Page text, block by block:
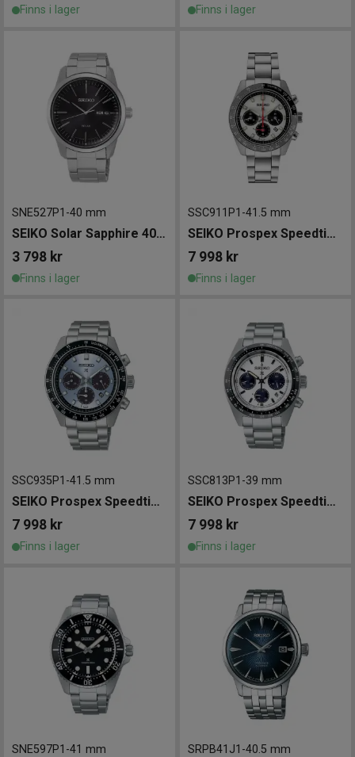
Finns i lager Finns i lager
SNE527P1 -40 mm
SEIKO Solar Sapphire 40mm
3 798 kr
Finns i lager
SSC911P1 -41.5 mm
SEIKO Prospex Speedtimer Solar 41.5mm
7 998 kr
Finns i lager
SSC935P1 -41.5 mm
SEIKO Prospex Speedtimer Solar 41.5mm
7 998 kr
Finns i lager
SSC813P1 -39 mm
SEIKO Prospex Speedtimer Solar 39mm
7 998 kr
Finns i lager
SNE597P1 -41 mm SRPB41J1 -40.5 mm